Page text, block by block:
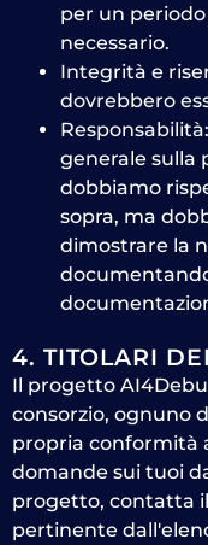
per un
necessario.
Integrità e
dovrebbero
generale sulla
dobbiamo
sopra, ma
dimostrare la
4. TITOLARI
Il progetto
consorzio, ognuno
propria conformità
domande sui tuoi
progetto, contatta
pertinente